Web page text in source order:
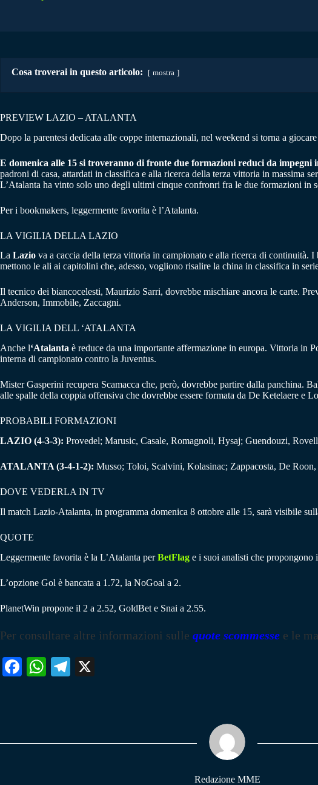
Cosa troverai in questo articolo: mostra
PREVIEW LAZIO – ATALANTA
Dopo la parentesi dedicata alle coppe internazionali, nel weekend si torna a
E domenica alle 15 si troveranno di fronte due formazioni reduci da
padroni di casa, attardati in classifica e alla ricerca della terza vittoria in massima
L’Atalanta ha vinto solo uno degli ultimi cinque confronri fra le due formazioni in
Per i bookmakers, leggermente favorita è l’Atalanta.
LA VIGILIA DELLA LAZIO
La Lazio va a caccia della terza vittoria in campionato e alla ricerca di continuità.
mettono le ali ai capitolini che, adesso, vogliono risalire la china in classifica in
Il tecnico dei biancocelesti, Maurizio Sarri, dovrebbe mischiare ancora le carte.
Anderson, Immobile, Zaccagni.
LA VIGILIA DELL ‘ATALANTA
Anche l‘Atalanta è reduce da una importante affermazione in europa. Vittoria in
interna di campionato contro la Juventus.
Mister Gasperini recupera Scamacca che, però, dovrebbe partire dalla panchina.
alle spalle della coppia offensiva che dovrebbe essere formata da De Ketelaere e
PROBABILI FORMAZIONI
LAZIO (4-3-3): Provedel; Marusic, Casale, Romagnoli, Hysaj; Guendouzi,
ATALANTA (3-4-1-2): Musso; Toloi, Scalvini, Kolasinac; Zappacosta, De
DOVE VEDERLA IN TV
Il match Lazio-Atalanta, in programma domenica 8 ottobre alle 15, sarà visibile
QUOTE
Leggermente favorita è la L’Atalanta perBetFlag e i suoi analisti che propongono
L’opzione Gol è bancata a 1.72, la NoGoal a 2.
PlanetWin propone il 2 a 2.52, GoldBet e Snai a 2.55.
Per consultare altre informazioni sulle quote scommesse e le
Fa W
pp
Te
m
Redazione MME